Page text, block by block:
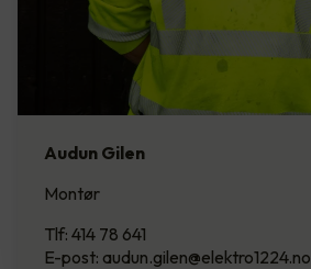
Audun Gilen
Montør
Tlf: 414 78 641
E-post: audun.gilen@elektro1224.no